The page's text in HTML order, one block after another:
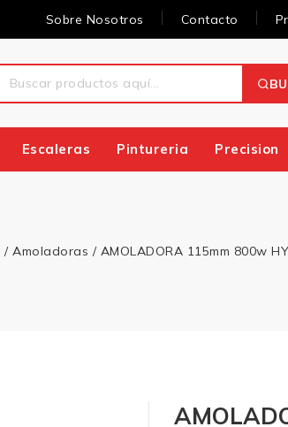
Sobre Nosotros Contacto
Escaleras Pintureria Precision
/ Amoladoras / AMOLADORA 115mm 800w